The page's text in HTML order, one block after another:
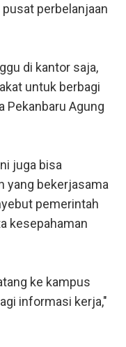
perbelanjaan
di kantor saja,
untuk berbagi
Pekanbaru Agung
juga bisa
yang bekerjasama
pemerintah
kesepahaman
ke kampus
informasi kerja,"